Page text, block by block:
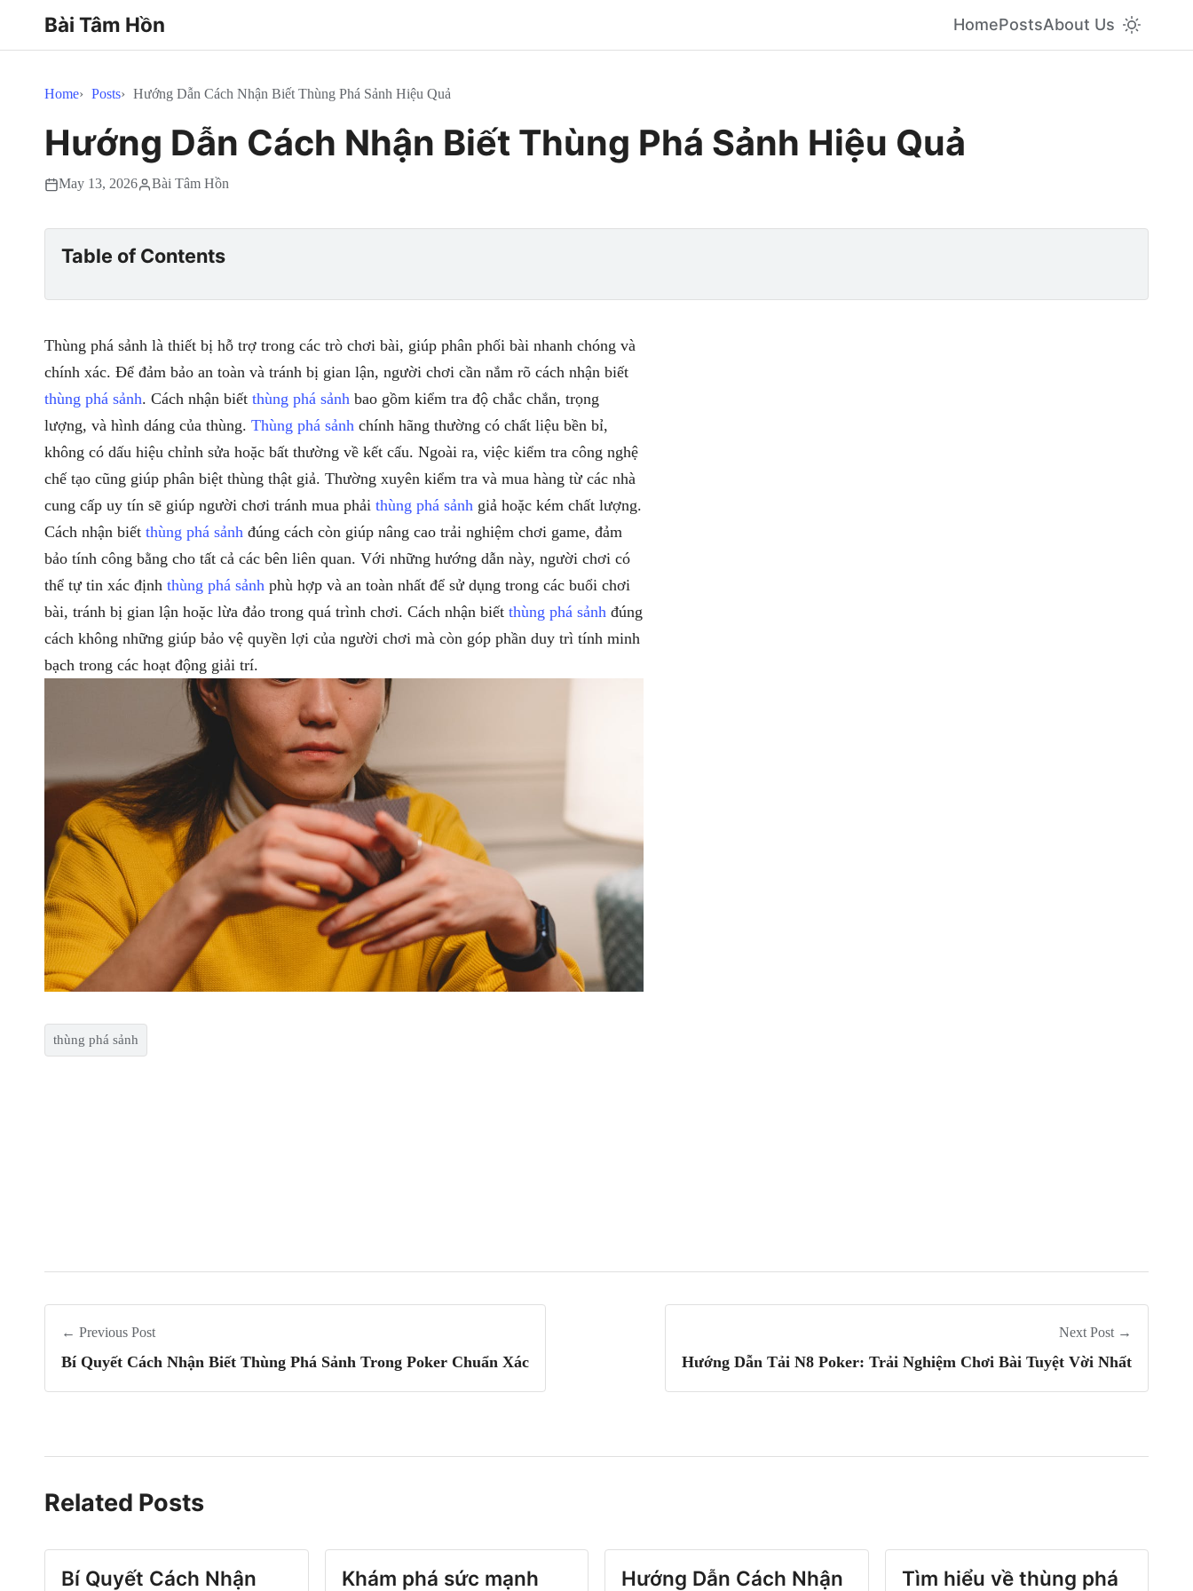
Bài Tâm Hồn HomePostsAbout Us
Home Posts Hướng Dẫn Cách Nhận Biết Thùng Phá Sảnh Hiệu Quả
Hướng Dẫn Cách Nhận Biết Thùng Phá Sảnh Hiệu Quả
May 13, 2026 Bài Tâm Hồn
Table of Contents
Thùng phá sảnh là thiết bị hỗ trợ trong các trò chơi bài, giúp phân phối bài nhanh chóng và
chính xác. Để đảm bảo an toàn và tránh bị gian lận, người chơi cần nắm rõ cách nhận biết
thùng phá sảnh. Cách nhận biết thùng phá sảnh bao gồm kiểm tra độ chắc chắn, trọng
lượng, và hình dáng của thùng. Thùng phá sảnh chính hãng thường có chất liệu bền bỉ,
không có dấu hiệu chỉnh sửa hoặc bất thường về kết cấu. Ngoài ra, việc kiểm tra công nghệ
chế tạo cũng giúp phân biệt thùng thật giả. Thường xuyên kiểm tra và mua hàng từ các nhà
cung cấp uy tín sẽ giúp người chơi tránh mua phải thùng phá sảnh giả hoặc kém chất lượng.
Cách nhận biết thùng phá sảnh đúng cách còn giúp nâng cao trải nghiệm chơi game, đảm
bảo tính công bằng cho tất cả các bên liên quan. Với những hướng dẫn này, người chơi có
thể tự tin xác định thùng phá sảnh phù hợp và an toàn nhất để sử dụng trong các buổi chơi
bài, tránh bị gian lận hoặc lừa đảo trong quá trình chơi. Cách nhận biết thùng phá sảnh đúng
cách không những giúp bảo vệ quyền lợi của người chơi mà còn góp phần duy trì tính minh
bạch trong các hoạt động giải trí.
thùng phá sảnh
← Previous Post
Bí Quyết Cách Nhận Biết Thùng Phá Sảnh Trong Poker Chuẩn Xác
Next Post →
Hướng Dẫn Tải N8 Poker: Trải Nghiệm Chơi Bài Tuyệt Vời Nhất
Related Posts
Bí Quyết Cách Nhận
Khám phá sức mạnh
Hướng Dẫn Cách Nhận
Tìm hiểu về thùng phá